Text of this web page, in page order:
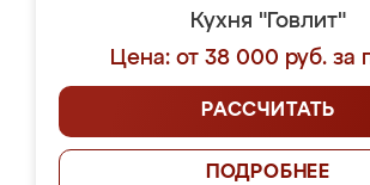
Кухня "Говлит"
Цена: от 38 000 руб. за
РАССЧИТАТЬ
ПОДРОБНЕЕ